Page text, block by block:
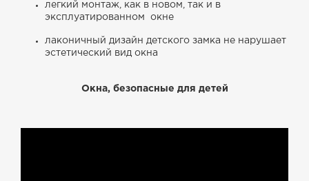
легкий монтаж, как в новом, так и в
эксплуатированном окне
лаконичный дизайн детского замка не нарушает
эстетический вид окна
Окна, безопасные для детей